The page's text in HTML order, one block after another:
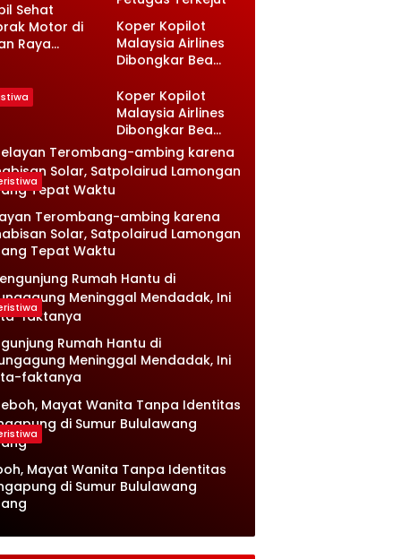
Sehat
Motor di
Raya
Koper Kopilot
Malaysia Airlines
Dibongkar Bea
Petugas Terkejut
Koper Kopilot
Malaysia Airlines
Dibongkar Bea
Cukai, Isinya Bikin
Petugas Terkejut
Terombang-ambing karena
Solar, Satpolairud Lamongan
Tepat Waktu
Rumah Hantu di
Meninggal Mendadak, Ini
faktanya
Mayat Wanita Tanpa Identitas
di Sumur Bululawang